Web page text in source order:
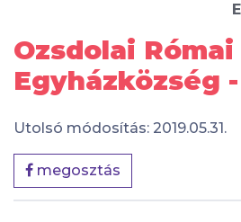
Ozsdolai
Egyházközség
Utolsó módosítás: 2019.05.31.
megosztás